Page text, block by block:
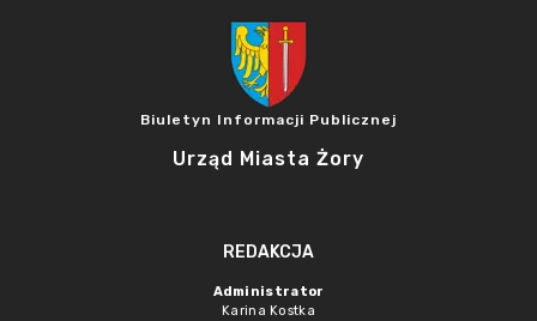
Biuletyn Informacji Publicznej
Urząd Miasta Żory
REDAKCJA
Administrator
Karina Kostka